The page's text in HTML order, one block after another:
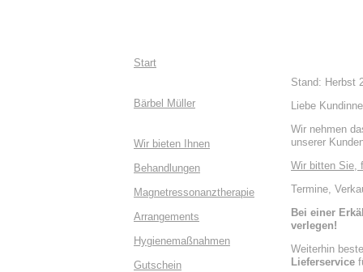
Start
Bärbel Müller
Wir bieten Ihnen
Behandlungen
Magnetressonanztherapie
Arrangements
Hygienemaßnahmen
Gutschein
Stand: Herbst
Liebe
Wir nehmen
unserer
Wir bitten Sie,
Termine,
Bei einer
verlegen!
Weiterhin
Lieferservice